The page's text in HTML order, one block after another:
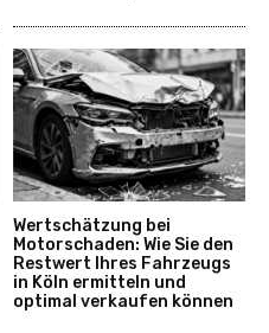
Wertschätzung bei
Motorschaden: Wie Sie den
Restwert Ihres Fahrzeugs
in Köln ermitteln und
optimal verkaufen können